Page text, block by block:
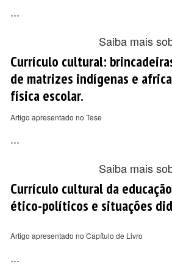
...
Saiba mais
Currículo cultural:
de matrizes indígenas e
física escolar.
Artigo apresentado no Tese
...
Saiba mais
Currículo cultural da
ético-políticos e situações
Artigo apresentado no Capítulo de Livro
...